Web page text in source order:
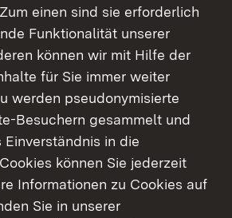
gibt's eine Schritt-für-
deinem Traum-Studium.
in Baden-Württemberg
einen sind sie erforderlich
Funktionalität unserer
können wir mit Hilfe der
für Sie immer weiter
werden pseudonymisierte
Besuchern gesammelt und
in die
können Sie jederzeit
Informationen zu Cookies auf
Sie in unserer